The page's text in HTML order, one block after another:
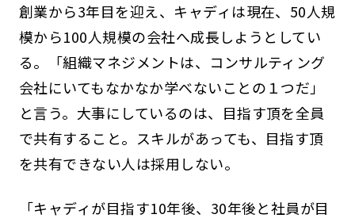
創業から3年目を迎え、キャディは現在、50人規
模から100人規模の会社へ成長しようとしてい
る。「組織マネジメントは、コンサルティング
会社にいてもなかなか学べないことの１つだ」
と言う。大事にしているのは、目指す頂を全員
で共有すること。スキルがあっても、目指す頂
を共有できない人は採用しない。
「キャディが目指す10年後、30年後と社員が目